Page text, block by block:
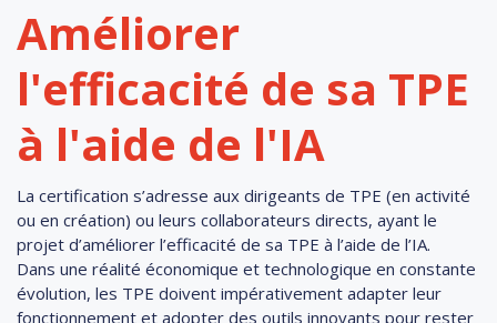
Améliorer
l'efficacité de sa TPE
à l'aide de l'IA
La certification s’adresse aux dirigeants de TPE (en activité
ou en création) ou leurs collaborateurs directs, ayant le
projet d’améliorer l’efficacité de sa TPE à l’aide de l’IA.
Dans une réalité économique et technologique en constante
évolution, les TPE doivent impérativement adapter leur
fonctionnement et adopter des outils innovants pour rester